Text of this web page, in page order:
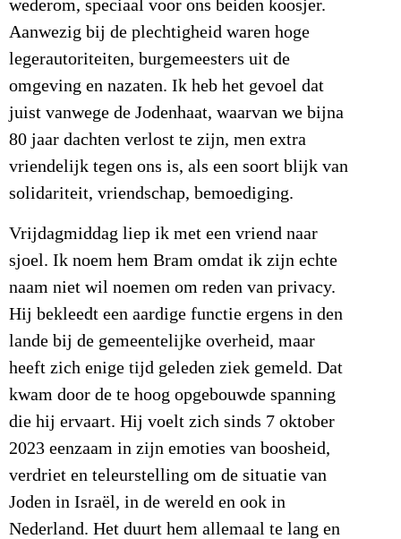
wederom, speciaal voor ons beiden koosjer.
Aanwezig bij de plechtigheid waren hoge
legerautoriteiten, burgemeesters uit de
omgeving en nazaten. Ik heb het gevoel dat
juist vanwege de Jodenhaat, waarvan we bijna
80 jaar dachten verlost te zijn, men extra
vriendelijk tegen ons is, als een soort blijk van
solidariteit, vriendschap, bemoediging.
Vrijdagmiddag liep ik met een vriend naar
sjoel. Ik noem hem Bram omdat ik zijn echte
naam niet wil noemen om reden van privacy.
Hij bekleedt een aardige functie ergens in den
lande bij de gemeentelijke overheid, maar
heeft zich enige tijd geleden ziek gemeld. Dat
kwam door de te hoog opgebouwde spanning
die hij ervaart. Hij voelt zich sinds 7 oktober
2023 eenzaam in zijn emoties van boosheid,
verdriet en teleurstelling om de situatie van
Joden in Israël, in de wereld en ook in
Nederland. Het duurt hem allemaal te lang en